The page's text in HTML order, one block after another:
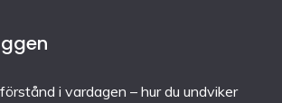
i vardagen – hur du undviker